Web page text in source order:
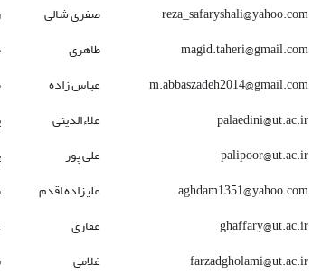
reza_safaryshali@yahoo.com
صفری شالی
magid.taheri@gmail.com
طاهری
m.abbaszadeh2014@gmail.com
عباس زاده
palaedini@ut.ac.ir
علاءالدینی
palipoor@ut.ac.ir
علی پور
aghdam1351@yahoo.com
علیزاده اقدم
ghaffary@ut.ac.ir
غفاری
farzadgholami@ut.ac.ir
غلامی